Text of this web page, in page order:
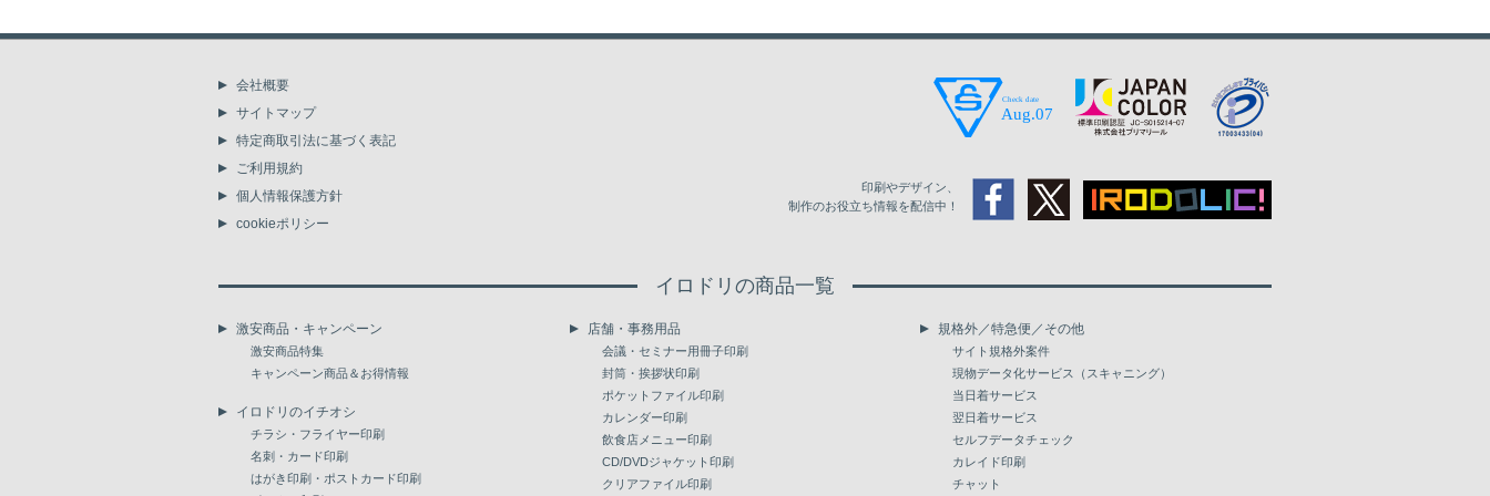
200 19,367
会社概要
サイトマップ
特定商取引法に基づく表記
ご利用規約
個人情報保護方針
cookieポリシー
印刷やデザイン、
制作のお役立ち情報を配信中！
イロドリの商品一覧
激安商品・キャンペーン
激安商品特集
キャンペーン商品＆お得情報
イロドリのイチオシ
チラシ・フライヤー印刷
名刺・カード印刷
はがき印刷・ポストカード印刷
店舗・事務用品
会議・セミナー用冊子印刷
封筒・挨拶状印刷
ポケットファイル印刷
カレンダー印刷
飲食店メニュー印刷
CD/DVDジャケット印刷
クリアファイル印刷
規格外／特急便／その他
サイト規格外案件
現物データ化サービス（スキャニング）
当日着サービス
翌日着サービス
セルフデータチェック
カレイド印刷
チャット